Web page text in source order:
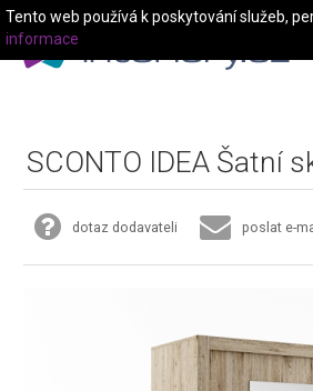
SCONTO IDEA Šatní
dotaz dodavateli poslat e-
Tento web používá k poskytování služeb,
informace